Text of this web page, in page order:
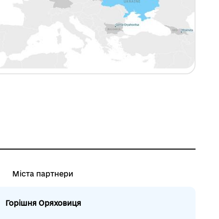
Міста партнери
Горішня Оряховиця